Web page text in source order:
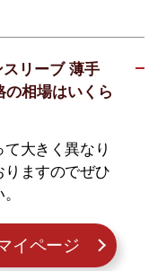
リーブ 薄手
の相場はいくら
大きく異なり
りますのでぜひ
イページ